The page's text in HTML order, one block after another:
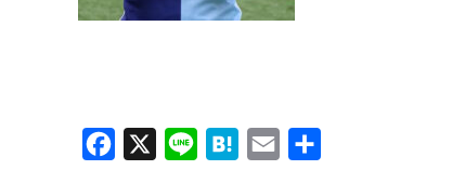
Facebook Line HatenaEmail